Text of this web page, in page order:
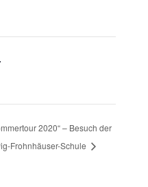
2020“ – Besuch der
Frohnhäuser-Schule